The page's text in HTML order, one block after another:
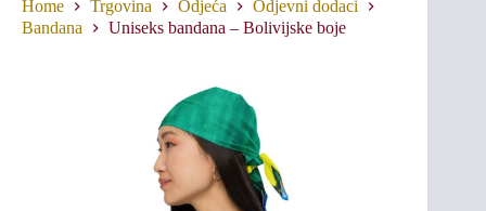
Home Trgovina Odjeća
Odjevni dodaci
Bandana
Uniseks bandana – Bolivijske boje